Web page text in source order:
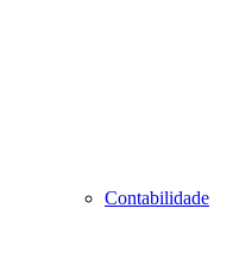
Contabilidade